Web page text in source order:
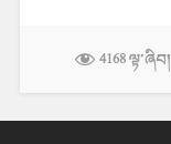
4168 ལྟ་ཞིབ།